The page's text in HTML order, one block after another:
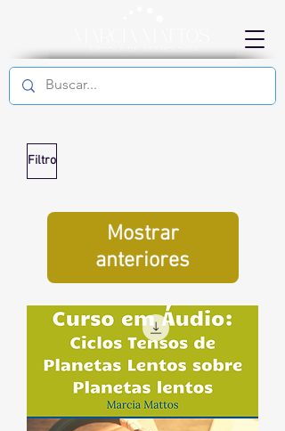
Filtro
Mostrar
anteriores